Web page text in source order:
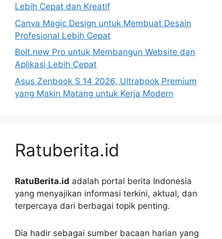
Lebih Cepat dan Kreatif
Canva Magic Design untuk Membuat Desain
Profesional Lebih Cepat
Bolt.new Pro untuk Membangun Website dan
Aplikasi Lebih Cepat
Asus Zenbook S 14 2026, Ultrabook Premium
yang Makin Matang untuk Kerja Modern
Ratuberita.id
RatuBerita.id adalah portal berita Indonesia
yang menyajikan informasi terkini, aktual, dan
terpercaya dari berbagai topik penting.
Dia hadir sebagai sumber bacaan harian yang